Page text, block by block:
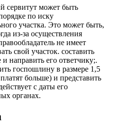
сервитут может быть
по иску
участка. Это может быть,
из-за осуществления
не имеет
свой участок. составить
направить его ответчику;.
госпошлину в размере 1,5
больше) и представить
с даты его
органах.